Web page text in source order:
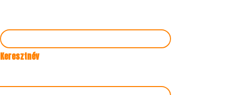
Keresztnév